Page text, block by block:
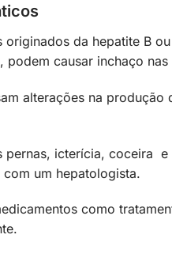
originados da hepatite B
podem causar inchaço nas
alterações na
pernas, icterícia, coceira
um hepatologista.
como